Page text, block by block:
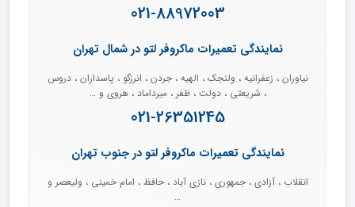
021-88972003
نمایندگی تعمیرات ماکروفر لتو در شمال تهران
نیاوران ، زعفرانیه ، ولنجک ، الهیه ، جردن ، انرزگو ، پاسداران ، دروس
، شریعتی ، دولت ، ظفر ، میرداماد ، هروی و …
021-26351245
نمایندگی تعمیرات ماکروفر لتو در جنوب تهران
انقلاب ، آزادی ، جمهوری ، نازی آباد ، حافظ ، امام خمینی ، ولیعصر و
…